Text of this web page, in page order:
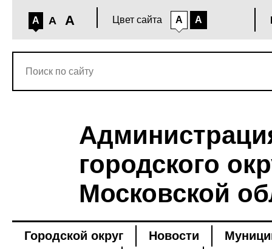
A A A Цвет сайта A A
городского
Московской
Городской округ Новости